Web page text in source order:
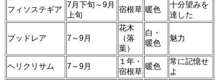
フィソステギア
7月下旬～9月
上旬
宿根草 暖色
十分望みを
達した
ブッドレア 7～9月
花木
（落
葉）
白・
暖色
魅力
ヘリクリサム 7～9月
１年・
宿根草
暖色
常に記憶せ
よ